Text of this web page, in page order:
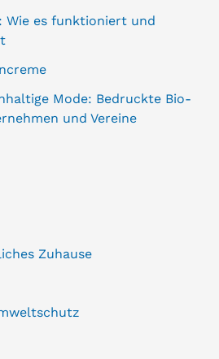
Wie es funktioniert und
Mode: Bedruckte Bio-
und Vereine
Zuhause